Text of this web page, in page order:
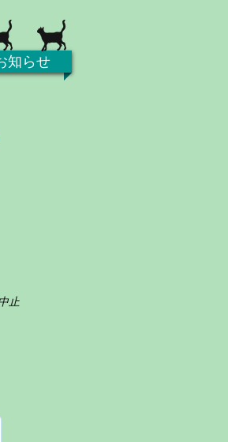
知らせ
止